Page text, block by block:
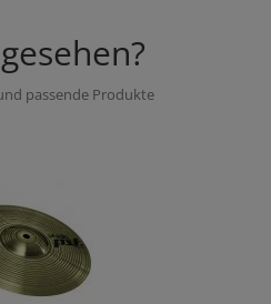
passende Produkte